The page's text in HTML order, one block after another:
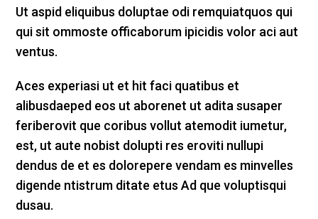
Ut aspid eliquibus doluptae odi remquiatquos qui
qui sit ommoste officaborum ipicidis volor aci aut
ventus.
Aces experiasi ut et hit faci quatibus et
alibusdaeped eos ut aborenet ut adita susaper
feriberovit que coribus vollut atemodit iumetur,
est, ut aute nobist dolupti res eroviti nullupi
dendus de et es dolorepere vendam es minvelles
digende ntistrum ditate etus Ad que voluptisqui
dusau.